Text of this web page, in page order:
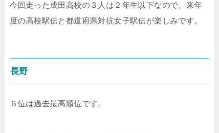
今回走った成田高校の３人は２年生以下なので、来年
度の高校駅伝と都道府県対抗女子駅伝が楽しみです。
長野
６位は過去最高順位です。